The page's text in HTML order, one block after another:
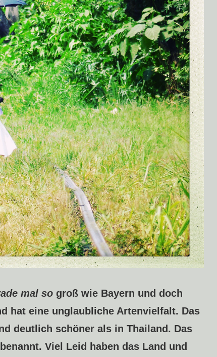
mal so groß wie Bayern und doch
hat eine unglaubliche Artenvielfalt. Das
deutlich schöner als in Thailand. Das
Viel Leid haben das Land und